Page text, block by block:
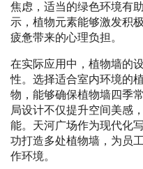
焦虑，适当的绿色环境有
示，植物元素能够激发积
疲惫带来的心理负担。
在实际应用中，植物墙的
性。选择适合室内环境的
物，能够确保植物墙四季
局设计不仅提升空间美感
能。天河广场作为现代化
功打造多处植物墙，为员
作环境。